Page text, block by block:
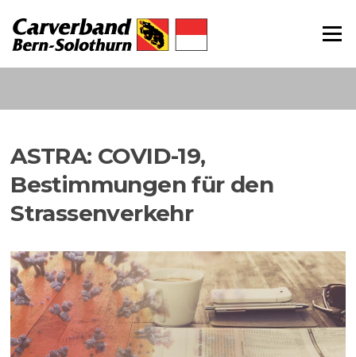
zum
Inhalt
Menü
ASTRA: COVID-19,
Bestimmungen für den
Strassenverkehr